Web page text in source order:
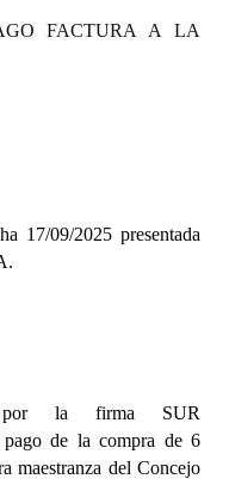
FACTURA A LA
17/09/2025 presentada
por la firma SUR
de la compra de 6
maestranza del Concejo